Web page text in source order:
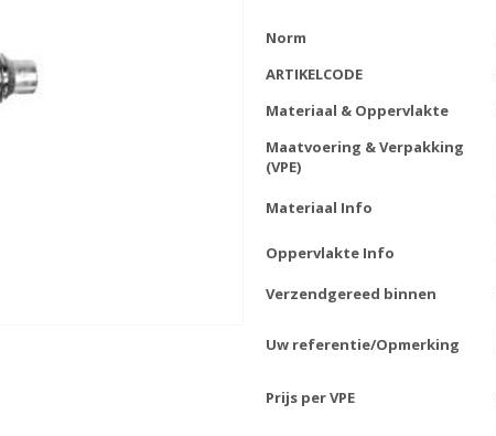
Norm
ARTIKELCODE
Materiaal & Oppervlakte
Maatvoering & Verpakking
(VPE)
Materiaal Info
Oppervlakte Info
Verzendgereed binnen
Uw referentie/Opmerking
Prijs per VPE